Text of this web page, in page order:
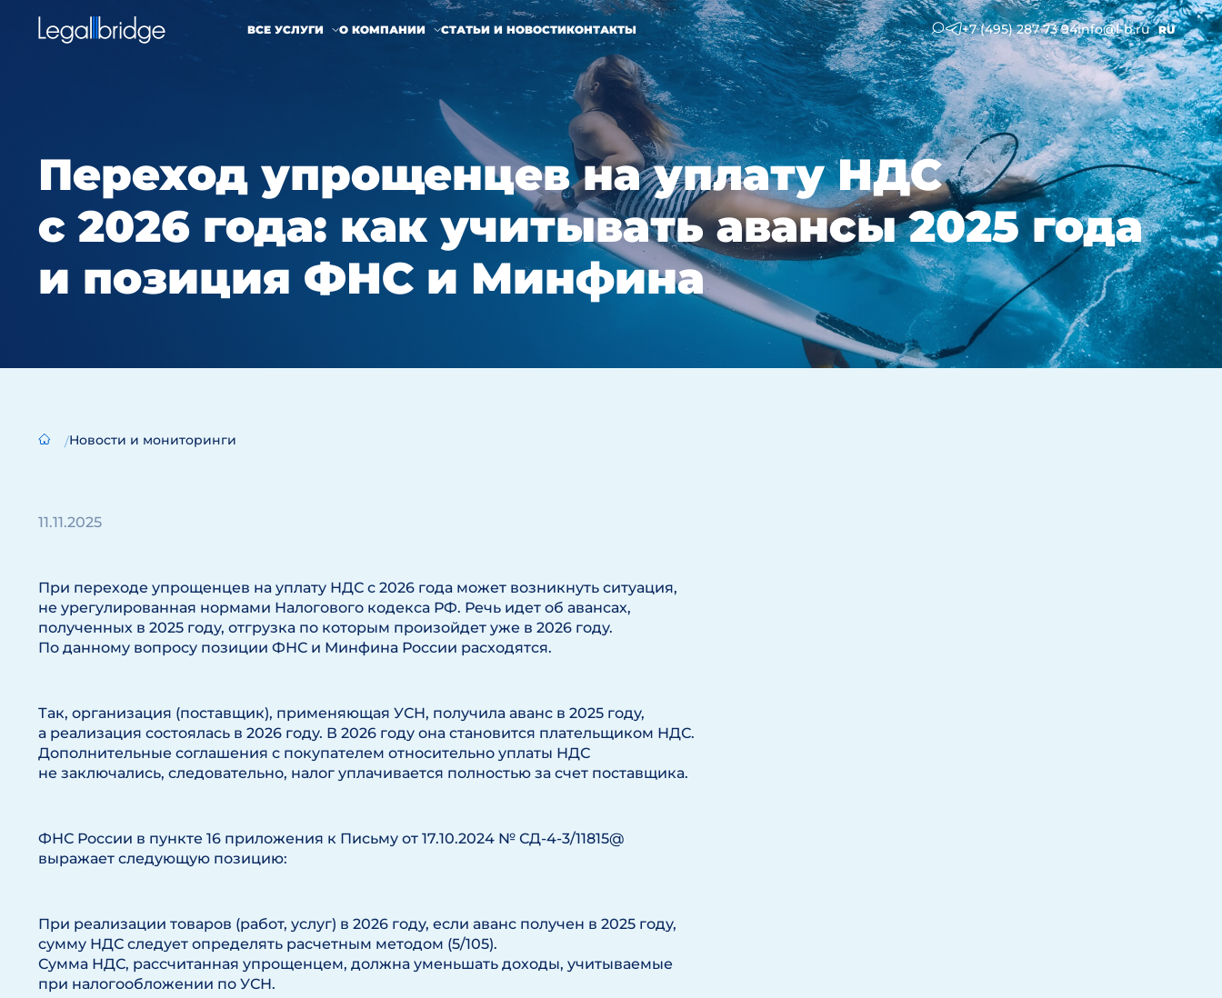
ВСЕ УСЛУГИ О КОМПАНИИ СТАТЬИ И НОВОСТИКОНТАКТЫ +7 (495) 287 73 94info@l-b.ru RU
Переход упрощенцев на уплату НДС
с 2026 года: как учитывать авансы 2025 года
и позиция ФНС и Минфина
Новости и мониторинги
11.11.2025
При переходе упрощенцев на уплату НДС с 2026 года может возникнуть ситуация,
не урегулированная нормами Налогового кодекса РФ. Речь идет об авансах,
полученных в 2025 году, отгрузка по которым произойдет уже в 2026 году.
По данному вопросу позиции ФНС и Минфина России расходятся.
Так, организация (поставщик), применяющая УСН, получила аванс в 2025 году,
а реализация состоялась в 2026 году. В 2026 году она становится плательщиком НДС.
Дополнительные соглашения с покупателем относительно уплаты НДС
не заключались, следовательно, налог уплачивается полностью за счет поставщика.
ФНС России в пункте 16 приложения к Письму от 17.10.2024 № СД-4-3/11815@
выражает следующую позицию:
При реализации товаров (работ, услуг) в 2026 году, если аванс получен в 2025 году,
сумму НДС следует определять расчетным методом (5/105).
Сумма НДС, рассчитанная упрощенцем, должна уменьшать доходы, учитываемые
при налогообложении по УСН.